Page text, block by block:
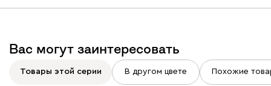
Вас могут заинтересовать
Товары этой серии В другом цвете Похожие